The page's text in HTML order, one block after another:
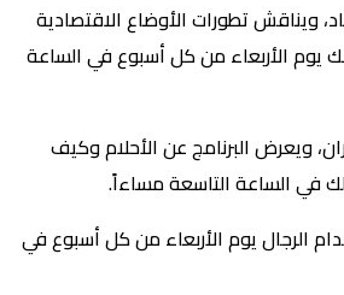
ويناقش تطورات الأوضاع الاقتصادية
يوم الأربعاء من كل أسبوع في الساعة
ويعرض البرنامج عن الأحلام وكيف
في الساعة التاسعة مساءاً.
الرجال يوم الأربعاء من كل أسبوع في